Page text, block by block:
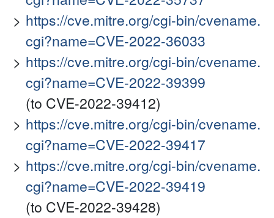
https://cve.mitre.org/cgi-bin/cvename.
cgi?name=CVE-2022-36033
https://cve.mitre.org/cgi-bin/cvename.
cgi?name=CVE-2022-39399
(to CVE-2022-39412)
https://cve.mitre.org/cgi-bin/cvename.
cgi?name=CVE-2022-39417
https://cve.mitre.org/cgi-bin/cvename.
cgi?name=CVE-2022-39419
(to CVE-2022-39428)